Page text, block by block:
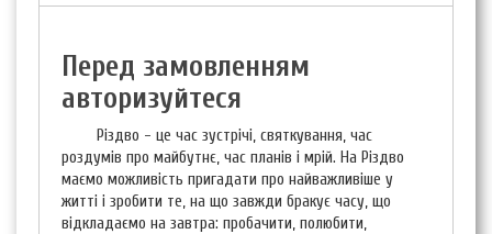
Перед замовленням
авторизуйтеся
Різдво - це час зустрічі, святкування, час
роздумів про майбутнє, час планів і мрій. На Різдво
маємо можливість пригадати про найважливіше у
житті і зробити те, на що завжди бракує часу, що
відкладаємо на завтра: пробачити, полюбити,